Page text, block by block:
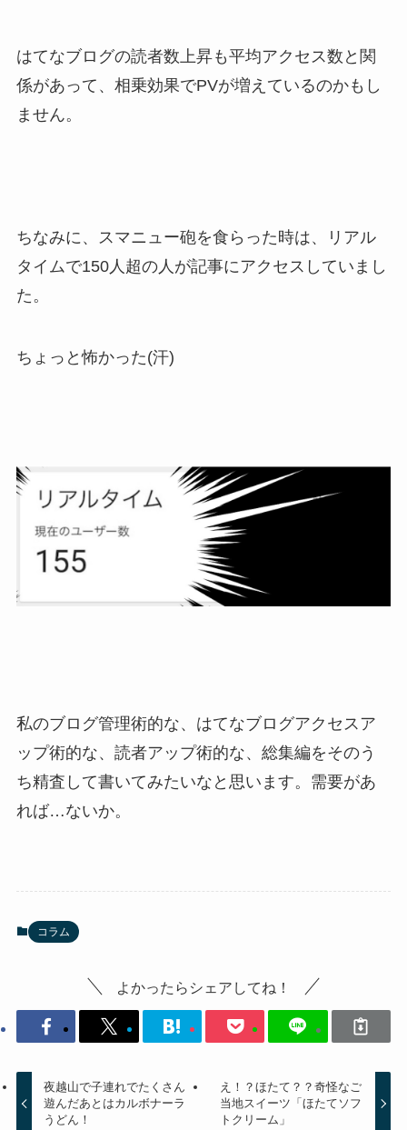
はてなブログの読者数上昇も平均アクセス数と関
係があって、相乗効果でPVが増えているのかもし
ません。
ちなみに、スマニュー砲を食らった時は、リアル
タイムで150人超の人が記事にアクセスしていまし
た。
ちょっと怖かった(汗)
私のブログ管理術的な、はてなブログアクセスア
ップ術的な、読者アップ術的な、総集編をそのう
ち精査して書いてみたいなと思います。需要があ
れば…ないか。
コラム
よかったらシェアしてね！
夜越山で子連れでたくさん
遊んだあとはカルボナーラ
うどん！
え！？ほたて？？奇怪なご
当地スイーツ「ほたてソフ
トクリーム」